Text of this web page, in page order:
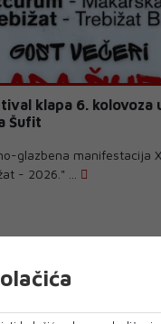
klapa 6. kolovoza
Šufit
glazbena manifestacija
- 2026." ...